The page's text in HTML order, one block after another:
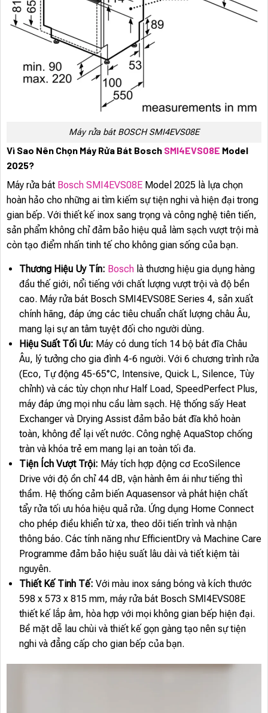
Máy rửa bát BOSCH SMI4EVS08E
Vì Sao Nên Chọn Máy Rửa Bát Bosch SMI4EVS08E Model
2025?
Máy rửa bát Bosch SMI4EVS08E Model 2025 là lựa chọn
hoàn hảo cho những ai tìm kiếm sự tiện nghi và hiện đại trong
gian bếp. Với thiết kế inox sang trọng và công nghệ tiên tiến,
sản phẩm không chỉ đảm bảo hiệu quả làm sạch vượt trội mà
còn tạo điểm nhấn tinh tế cho không gian sống của bạn.
Thương Hiệu Uy Tín: Boschlà thương hiệu gia dụng hàng
đầu thế giới, nổi tiếng với chất lượng vượt trội và độ bền
cao. Máy rửa bát Bosch SMI4EVS08E Series 4, sản xuất
chính hãng, đáp ứng các tiêu chuẩn chất lượng châu Âu,
mang lại sự an tâm tuyệt đối cho người dùng.
Hiệu Suất Tối Ưu: Máy có dung tích 14 bộ bát đĩa Châu
Âu, lý tưởng cho gia đình 4-6 người. Với 6 chương trình rửa
(Eco, Tự động 45-65°C, Intensive, Quick L, Silence, Tùy
chỉnh) và các tùy chọn như Half Load, SpeedPerfect Plus,
máy đáp ứng mọi nhu cầu làm sạch. Hệ thống sấy Heat
Exchanger và Drying Assist đảm bảo bát đĩa khô hoàn
toàn, không để lại vết nước. Công nghệ AquaStop chống
tràn và khóa trẻ em mang lại an toàn tối đa.
Tiện Ích Vượt Trội: Máy tích hợp động cơ EcoSilence
Drive với độ ồn chỉ 44 dB, vận hành êm ái như tiếng thì
thầm. Hệ thống cảm biến Aquasensor và phát hiện chất
tẩy rửa tối ưu hóa hiệu quả rửa. Ứng dụng Home Connect
cho phép điều khiển từ xa, theo dõi tiến trình và nhận
thông báo. Các tính năng như EfficientDry và Machine Care
Programme đảm bảo hiệu suất lâu dài và tiết kiệm tài
nguyên.
Thiết Kế Tinh Tế: Với màu inox sáng bóng và kích thước
598 x 573 x 815 mm, máy rửa bát Bosch SMI4EVS08E
thiết kế lắp âm, hòa hợp với mọi không gian bếp hiện đại.
Bề mặt dễ lau chùi và thiết kế gọn gàng tạo nên sự tiện
nghi và đẳng cấp cho gian bếp của bạn.